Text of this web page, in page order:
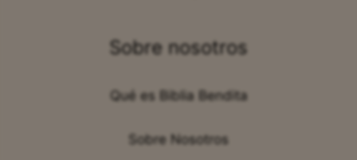
Sobre nosotros
Qué es Biblia Bendita
Sobre Nosotros